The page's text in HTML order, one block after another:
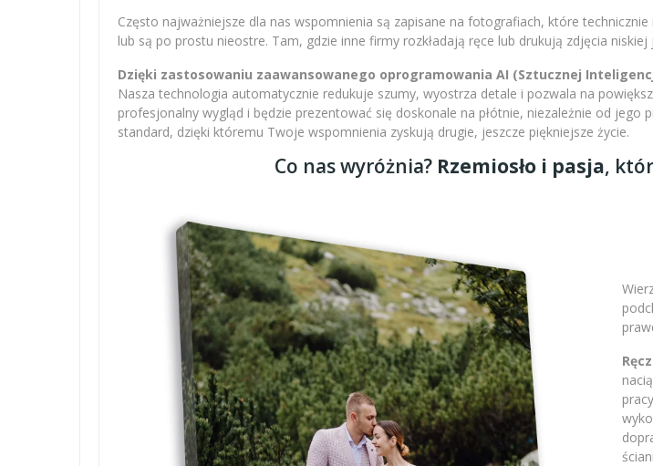
Często najważniejsze dla nas wspomnienia są zapisane na fotografiach, które
lub są po prostu nieostre. Tam, gdzie inne firmy rozkładają ręce lub drukują zdjęcia
Dzięki zastosowaniu zaawansowanego oprogramowania AI (Sztucznej
Nasza technologia automatycznie redukuje szumy, wyostrza detale i pozwala na
profesjonalny wygląd i będzie prezentować się doskonale na płótnie, niezależnie od jego
standard, dzięki któremu Twoje wspomnienia zyskują drugie, jeszcze piękniejsze życie.
Co nas wyróżnia? Rzemiosło i pasja,